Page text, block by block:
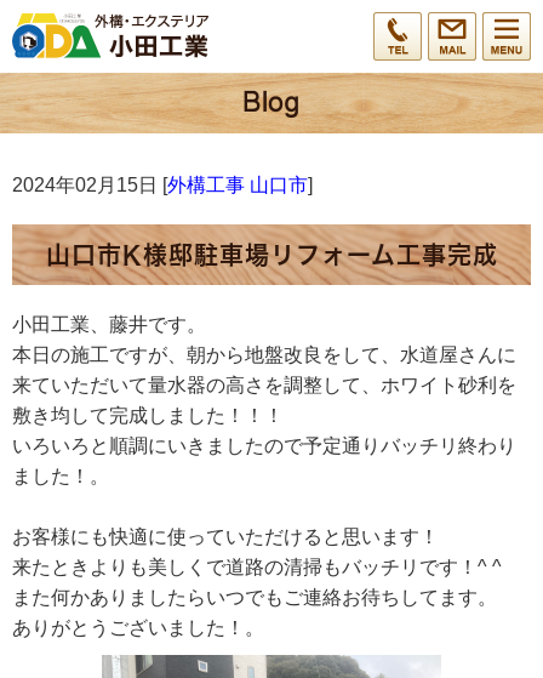
2024年02月15日 [外構工事 山口市]
山口市K様邸駐車場リフォーム工事完成
小田工業、藤井です。
本日の施工ですが、朝から地盤改良をして、水道屋さんに
来ていただいて量水器の高さを調整して、ホワイト砂利を
敷き均して完成しました！！！
いろいろと順調にいきましたので予定通りバッチリ終わり
ました！。
お客様にも快適に使っていただけると思います！
来たときよりも美しくで道路の清掃もバッチリです！^ ^
また何かありましたらいつでもご連絡お待ちしてます。
ありがとうございました！。